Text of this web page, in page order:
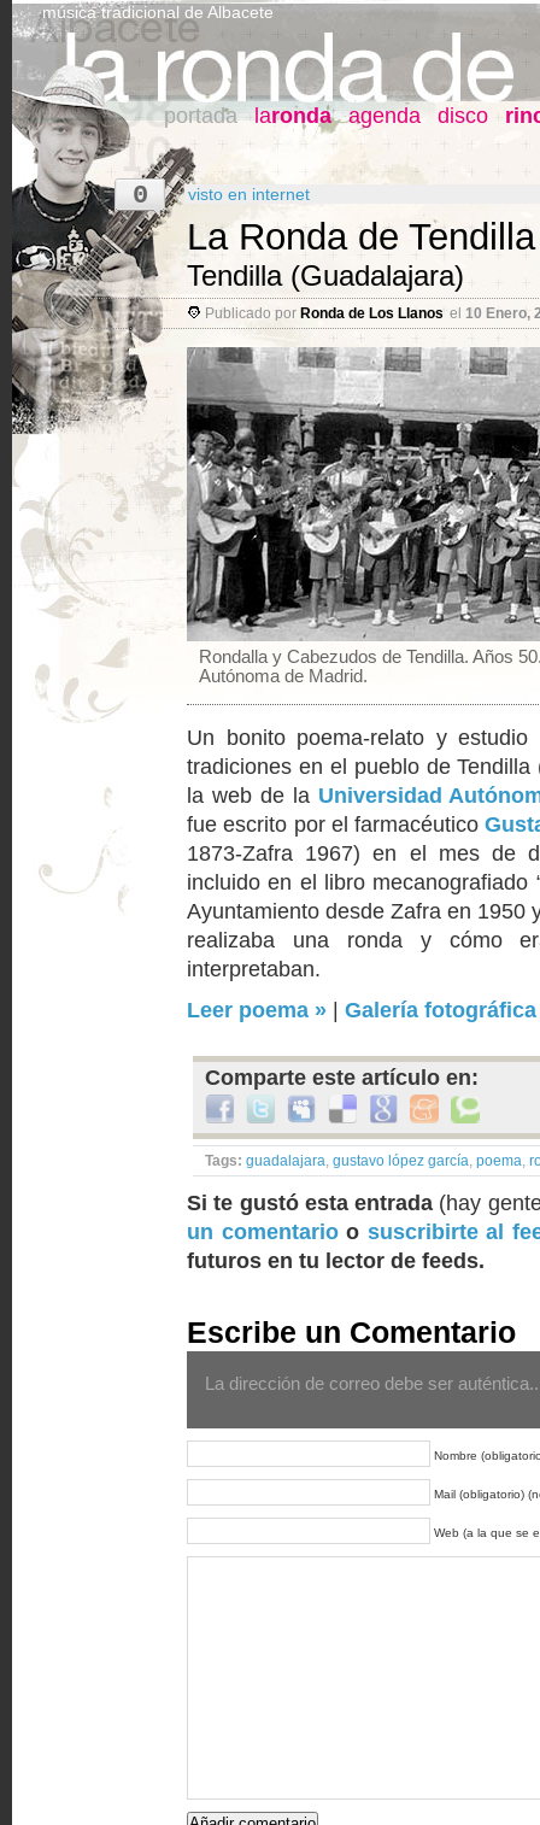
música tradicional de Albacete
portada laronda agenda disco
0 visto en internet
La Ronda de
Tendilla (Guadalajara)
Publicado por Ronda de Los Llanos el 10 Enero,
Rondalla y Cabezudos de Tendilla. Años
Autónoma de Madrid.
Un bonito poema-relato y
tradiciones en el pueblo de
la web de la Universidad
fue escrito por el farmacéutico
1873-Zafra 1967) en el mes de
incluido en el libro mecanografiado
Ayuntamiento desde Zafra en 1950
realizaba una ronda y cómo
interpretaban.
Leer poema »
Galería fotográfica
Comparte este artículo en:
Tags: guadalajara, gustavo lópez garcía, poema,
Si te gustó esta entrada (hay
un comentarioo suscribirte al
futuros en tu lector de feeds.
Escribe un Comentario
La dirección de correo debe ser
Nombre
Mail (obligatorio)
Web (a la que se